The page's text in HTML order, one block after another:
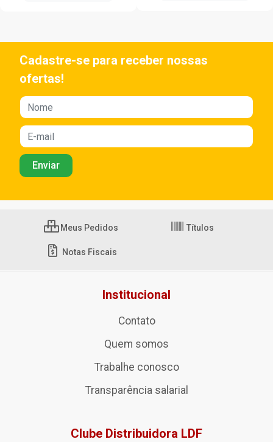
Cadastre-se para receber nossas
ofertas!
Meus Pedidos Títulos
Notas Fiscais
Institucional
Contato
Quem somos
Trabalhe conosco
Transparência salarial
Clube Distribuidora LDF